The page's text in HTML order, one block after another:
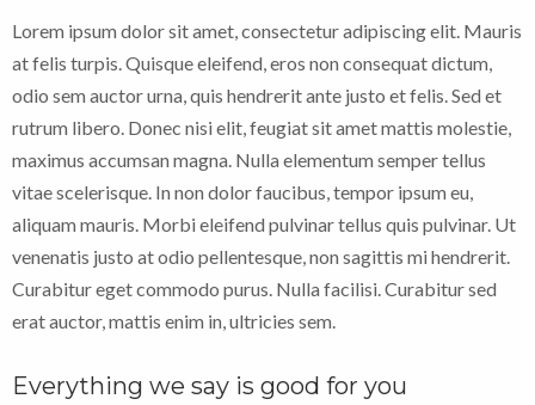
Lorem ipsum dolor sit amet, consectetur adipiscing elit. Mauris
at felis turpis. Quisque eleifend, eros non consequat dictum,
odio sem auctor urna, quis hendrerit ante justo et felis. Sed et
rutrum libero. Donec nisi elit, feugiat sit amet mattis molestie,
maximus accumsan magna. Nulla elementum semper tellus
vitae scelerisque. In non dolor faucibus, tempor ipsum eu,
aliquam mauris. Morbi eleifend pulvinar tellus quis pulvinar. Ut
venenatis justo at odio pellentesque, non sagittis mi hendrerit.
Curabitur eget commodo purus. Nulla facilisi. Curabitur sed
erat auctor, mattis enim in, ultricies sem.
Everything we say is good for you